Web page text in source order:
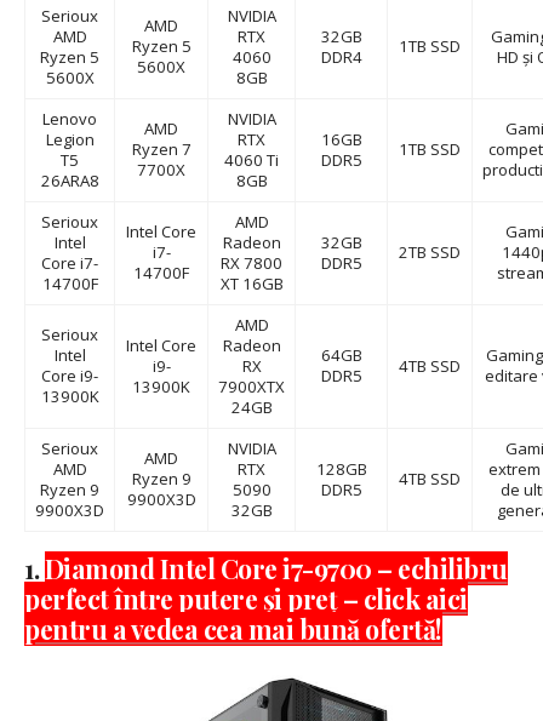
Serioux
AMD
Ryzen 5
5600X
AMD
Ryzen 5
5600X
NVIDIA
RTX
4060
8GB
32GB
DDR4
1TB SSD
HD și
Lenovo
Legion
T5
26ARA8
AMD
Ryzen 7
7700X
NVIDIA
RTX
4060 Ti
8GB
16GB
DDR5
1TB SSD
Serioux
Intel
Core i7-
14700F
Intel Core
i7-
14700F
AMD
Radeon
RX 7800
XT 16GB
32GB
DDR5
2TB SSD
Serioux
Intel
Core i9-
13900K
Intel Core
i9-
13900K
AMD
Radeon
RX
7900XTX
24GB
64GB
DDR5
4TB SSD
editare
Serioux
AMD
Ryzen 9
9900X3D
AMD
Ryzen 9
9900X3D
NVIDIA
RTX
5090
32GB
128GB
DDR5
4TB SSD
extrem
de
1.Diamond Intel Core i7-9700 – echilibru
perfect între putere și preț – click aici
pentru a vedea cea mai bună ofertă!